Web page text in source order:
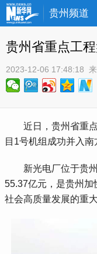
贵州频道
贵州省重点工
2023-12-06 17:48:18
近日，贵州省重点
目1号机组成功并入南
新光电厂位于贵州
55.37亿元，是贵州
社会高质量发展的重大